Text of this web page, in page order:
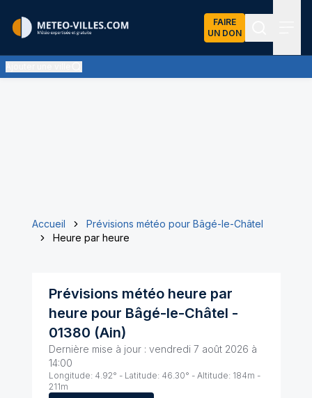
FAIRE
UN DON
Accueil
Prévisions météo pour Bâgé-le-Châtel
Heure par heure
Prévisions météo heure par
heure pour Bâgé-le-Châtel -
01380 (Ain)
Dernière mise à jour : vendredi 7 août 2026 à
14:00
Longitude: 4.92° - Latitude: 46.30° - Altitude: 184m -
211m